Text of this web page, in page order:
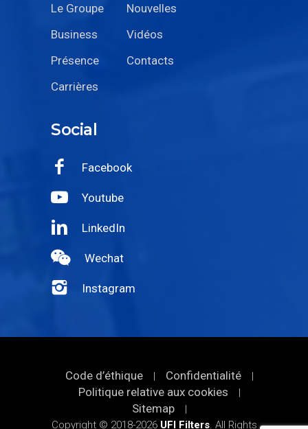
Le Groupe
Nouvelles
Business
Vidéos
Présence
Contacts
Carrières
Social
Facebook
Youtube
LinkedIn
Wechat
Instagram
Code d’éthique | Confidentialité |
Politique relative aux cookies |
Sitemap
|
Copyright © 2018-2026 UFI Filters. All Rights